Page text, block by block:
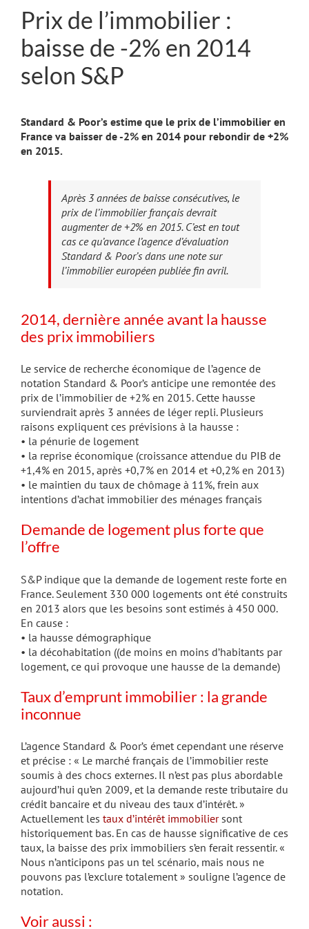
Prix de l’immobilier :
baisse de -2% en 2014
selon S&P
Standard & Poor’s estime que le prix de l’immobilier en
France va baisser de -2% en 2014 pour rebondir de +2%
en 2015.
Après 3 années de baisse consécutives, le
prix de l’immobilier français devrait
augmenter de +2% en 2015. C’est en tout
cas ce qu’avance l’agence d’évaluation
Standard & Poor’s dans une note sur
l’immobilier européen publiée fin avril.
2014, dernière année avant la hausse
des prix immobiliers
Le service de recherche économique de l’agence de
notation Standard & Poor’s anticipe une remontée des
prix de l’immobilier de +2% en 2015. Cette hausse
surviendrait après 3 années de léger repli. Plusieurs
raisons expliquent ces prévisions à la hausse :
• la pénurie de logement
• la reprise économique (croissance attendue du PIB de
+1,4% en 2015, après +0,7% en 2014 et +0,2% en 2013)
• le maintien du taux de chômage à 11%, frein aux
intentions d’achat immobilier des ménages français
Demande de logement plus forte que
l’offre
S&P indique que la demande de logement reste forte en
France. Seulement 330 000 logements ont été construits
en 2013 alors que les besoins sont estimés à 450 000.
En cause :
• la hausse démographique
• la décohabitation ((de moins en moins d’habitants par
logement, ce qui provoque une hausse de la demande)
Taux d’emprunt immobilier : la grande
inconnue
L’agence Standard & Poor’s émet cependant une réserve
et précise : « Le marché français de l’immobilier reste
soumis à des chocs externes. Il n’est pas plus abordable
aujourd’hui qu’en 2009, et la demande reste tributaire du
crédit bancaire et du niveau des taux d’intérêt. »
Actuellement les taux d’intérêt immobiliersont
historiquement bas. En cas de hausse significative de ces
taux, la baisse des prix immobiliers s’en ferait ressentir. «
Nous n’anticipons pas un tel scénario, mais nous ne
pouvons pas l’exclure totalement » souligne l’agence de
notation.
Voir aussi :